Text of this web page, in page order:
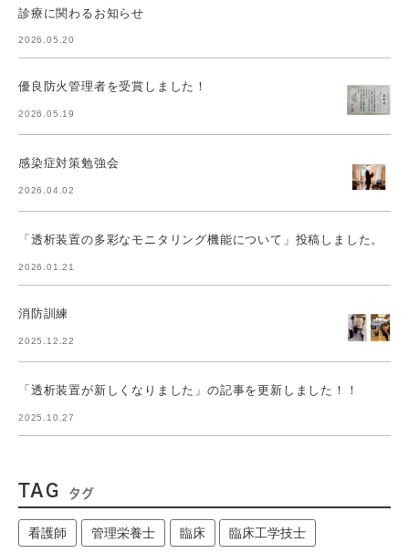
診療に関わるお知らせ
2026.05.20
優良防火管理者を受賞しました！
2026.05.19
感染症対策勉強会
2026.04.02
「透析装置の多彩なモニタリング機能について」投稿しました。
2026.01.21
消防訓練
2025.12.22
「透析装置が新しくなりました」の記事を更新しました！！
2025.10.27
TAG タグ
看護師 管理栄養士 臨床 臨床工学技士